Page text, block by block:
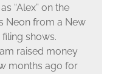
“Alex” on the
Neon from a New
shows.
raised money
months ago for